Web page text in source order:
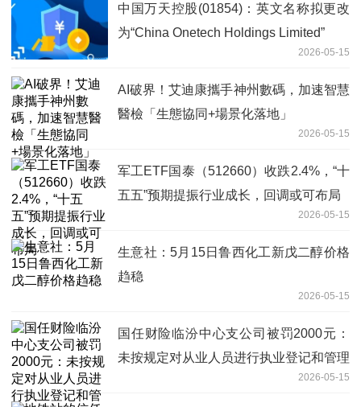
中国万天控股(01854)：英文名称拟更改
为“China Onetech Holdings Limited”
2026-05-15
AI破界！艾迪康攜手神州數碼，加速智慧
醫檢「生態協同+場景化落地」
2026-05-15
军工ETF国泰（512660）收跌2.4%，“十
五五”预期提振行业成长，回调或可布局
2026-05-15
生意社：5月15日鲁西化工新戊二醇价格
趋稳
2026-05-15
国任财险临汾中心支公司被罚2000元：
未按规定对从业人员进行执业登记和管理
2026-05-15